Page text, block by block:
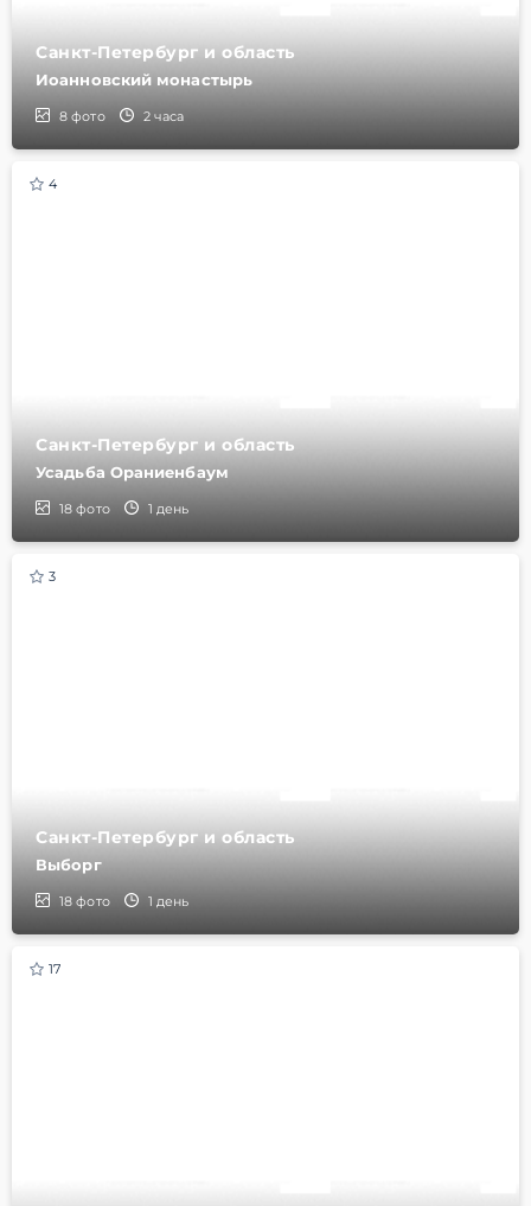
Санкт-Петербург и область
Иоанновский монастырь
8 фото 2 часа
4
Санкт-Петербург и область
Усадьба Ораниенбаум
18 фото 1 день
3
Санкт-Петербург и область
Выборг
18 фото 1 день
17